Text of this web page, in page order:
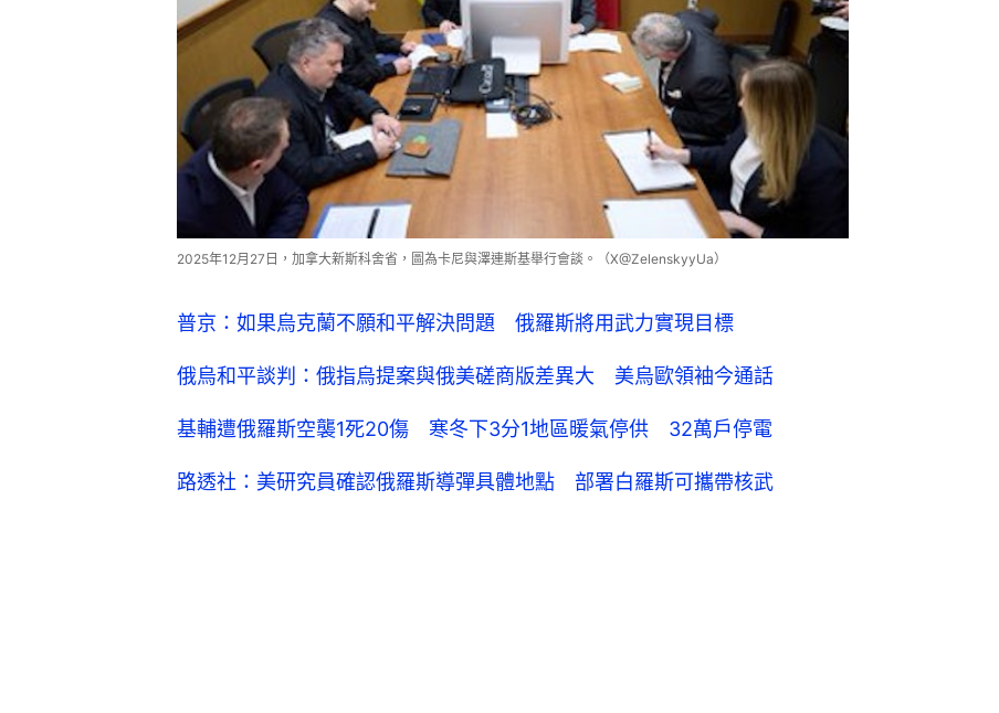
2025年12月27日，加拿大新斯科舍省，圖為卡尼與澤連斯基舉行會談。（X@ZelenskyyUa）
普京：如果烏克蘭不願和平解決問題 俄羅斯將用武力實現目標
俄烏和平談判：俄指烏提案與俄美磋商版差異大 美烏歐領袖今通話
基輔遭俄羅斯空襲1死20傷 寒冬下3分1地區暖氣停供 32萬戶停電
路透社：美研究員確認俄羅斯導彈具體地點 部署白羅斯可攜帶核武